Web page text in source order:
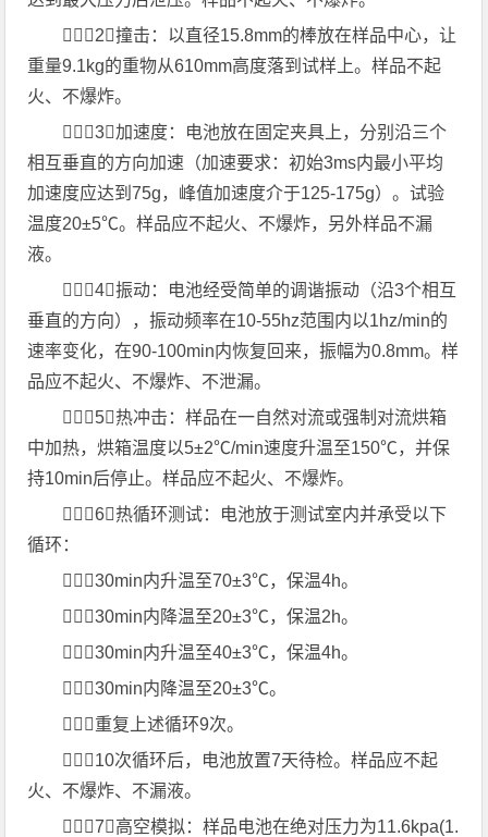
（2）撞击：以直径15.8mm的棒放在样品中心，让
重量9.1kg的重物从610mm高度落到试样上。样品不起
火、不爆炸。
（3）加速度：电池放在固定夹具上，分别沿三个
相互垂直的方向加速（加速要求：初始3ms内最小平均
加速度应达到75g，峰值加速度介于125-175g）。试验
温度20±5℃。样品应不起火、不爆炸，另外样品不漏
液。
（4）振动：电池经受简单的调谐振动（沿3个相互
垂直的方向），振动频率在10-55hz范围内以1hz/min的
速率变化，在90-100min内恢复回来，振幅为0.8mm。样
品应不起火、不爆炸、不泄漏。
（5）热冲击：样品在一自然对流或强制对流烘箱
中加热，烘箱温度以5±2℃/min速度升温至150℃，并保
持10min后停止。样品应不起火、不爆炸。
（6）热循环测试：电池放于测试室内并承受以下
循环：
①30min内升温至70±3℃，保温4h。
②30min内降温至20±3℃，保温2h。
③30min内升温至40±3℃，保温4h。
④30min内降温至20±3℃。
⑤重复上述循环9次。
⑥10次循环后，电池放置7天待检。样品应不起
火、不爆炸、不漏液。
（7）高空模拟：样品电池在绝对压力为11.6kpa(1.